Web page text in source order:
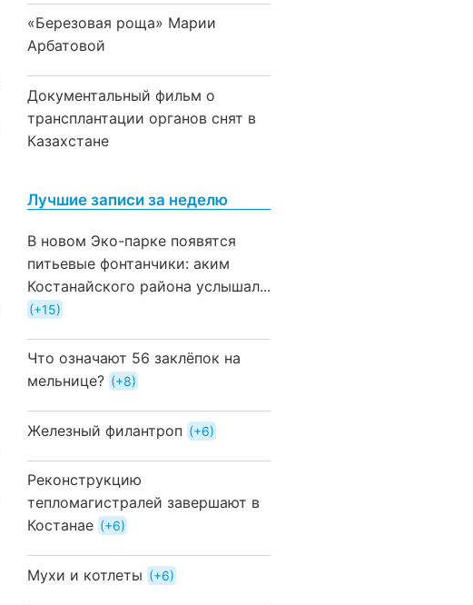
«Березовая роща» Марии
Арбатовой
Документальный фильм о
трансплантации органов снят в
Казахстане
Лучшие записи за неделю
В новом Эко-парке появятся
питьевые фонтанчики: аким
Костанайского района услышал...
+15
Что означают 56 заклёпок на
мельнице?
+8
Железный филантроп +6
Реконструкцию
тепломагистралей завершают в
Костанае
+6
Мухи и котлеты +6